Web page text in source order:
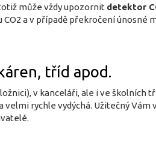
může vždy upozornit detektor
a v případě překročení únosné
tříd apod.
v kanceláři, ale i ve školních
rychle vydýchá. Užitečný